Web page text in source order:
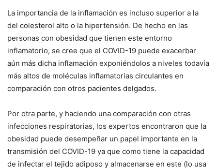
La importancia de la inflamación es incluso superior a la
del colesterol alto o la hipertensión. De hecho en las
personas con obesidad que tienen este entorno
inflamatorio, se cree que el COVID-19 puede exacerbar
aún más dicha inflamación exponiéndolos a niveles todavía
más altos de moléculas inflamatorias circulantes en
comparación con otros pacientes delgados.
Por otra parte, y haciendo una comparación con otras
infecciones respiratorias, los expertos encontraron que la
obesidad puede desempeñar un papel importante en la
transmisión del COVID-19 ya que como tiene la capacidad
de infectar el tejido adiposo y almacenarse en este (lo usa